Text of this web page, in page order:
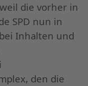
die vorher in
SPD nun in
Inhalten und
den die